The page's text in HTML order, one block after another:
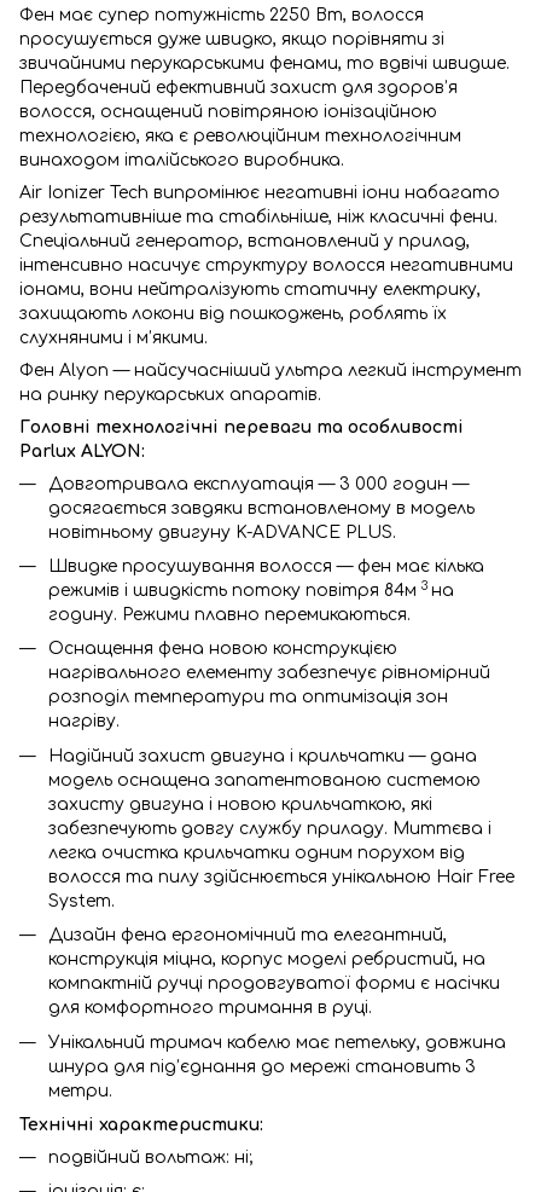
Фен має супер потужність 2250 Вт, волосся
просушується дуже швидко, якщо порівняти зі
звичайними перукарськими фенами, то вдвічі швидше.
Передбачений ефективний захист для здоров’я
волосся, оснащений повітряною іонізаційною
технологією, яка є революційним технологічним
винаходом італійського виробника.
Air Ionizer Tech випромінює негативні іони набагато
результативніше та стабільніше, ніж класичні фени.
Спеціальний генератор, встановлений у прилад,
інтенсивно насичує структуру волосся негативними
іонами, вони нейтралізують статичну електрику,
захищають локони від пошкоджень, роблять їх
слухняними і м’якими.
Фен Alyon — найсучасніший ультра легкий інструмент
на ринку перукарських апаратів.
Головні технологічні переваги та особливості
Parlux ALYON:
Довготривала експлуатація — 3 000 годин —
досягається завдяки встановленому в модель
новітньому двигуну K-ADVANCE PLUS.
Швидке просушування волосся — фен має кілька
режимів і швидкість потоку повітря 84м 3 на
годину. Режими плавно перемикаються.
Оснащення фена новою конструкцією
нагрівального елементу забезпечує рівномірний
розподіл температури та оптимізація зон
нагріву.
Надійний захист двигуна і крильчатки — дана
модель оснащена запатентованою системою
захисту двигуна і новою крильчаткою, які
забезпечують довгу службу приладу. Миттєва і
легка очистка крильчатки одним порухом від
волосся та пилу здійснюється унікальною Hair Free
System.
Дизайн фена ергономічний та елегантний,
конструкція міцна, корпус моделі ребристий, на
компактній ручці продовгуватої форми є насічки
для комфортного тримання в руці.
Унікальний тримач кабелю має петельку, довжина
шнура для під’єднання до мережі становить 3
метри.
Технічні характеристики:
подвійний вольтаж: ні;